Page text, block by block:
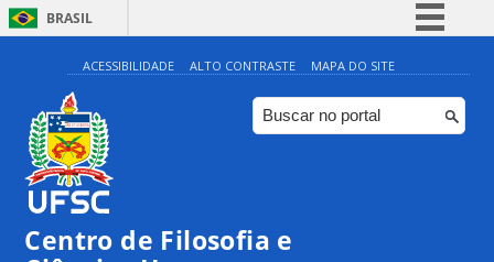
BRASIL
Simplifique!
Comunica BR
Participe
ACESSIBILIDADE ALTO CONTRASTE MAPA DO SITE
Centro de Filosofia e